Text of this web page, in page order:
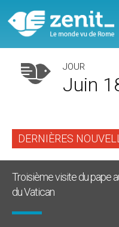
JOUR
Juin
DERNIÈRES
Troisième visite du pape
du Vatican